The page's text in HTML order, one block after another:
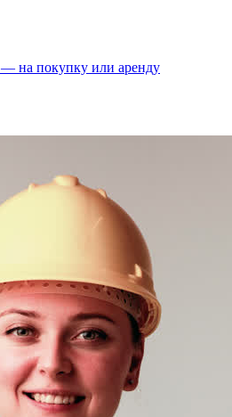
— на покупку или аренду